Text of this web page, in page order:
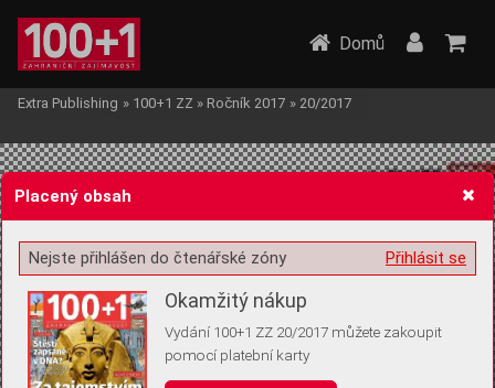
Žádost o souhlas s ukládáním volitelných informací
Domů
Extra Publishing » 100+1 ZZ » Ročník 2017 » 20/2017
Placený obsah
Přihlásit se
Nejste přihlášen do čtenářské zóny
Okamžitý nákup
Vydání 100+1 ZZ 20/2017 můžete zakoupit
pomocí platební karty